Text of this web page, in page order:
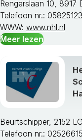
Rengerslaan 10, 8917
Telefoon nr.:
WWW: www.nhl.nl
Meer lezen
Beurtschipper, 2152
Telefoon nr.: